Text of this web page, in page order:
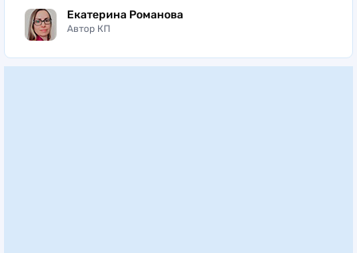
Екатерина Романова
Автор КП